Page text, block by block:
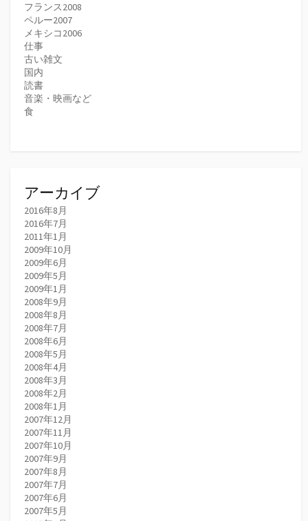
フランス2008
ペルー2007
メキシコ2006
仕事
古い雑文
国内
読書
音楽・映画など
食
アーカイブ
2016年8月
2016年7月
2011年1月
2009年10月
2009年6月
2009年5月
2009年1月
2008年9月
2008年8月
2008年7月
2008年6月
2008年5月
2008年4月
2008年3月
2008年2月
2008年1月
2007年12月
2007年11月
2007年10月
2007年9月
2007年8月
2007年7月
2007年6月
2007年5月